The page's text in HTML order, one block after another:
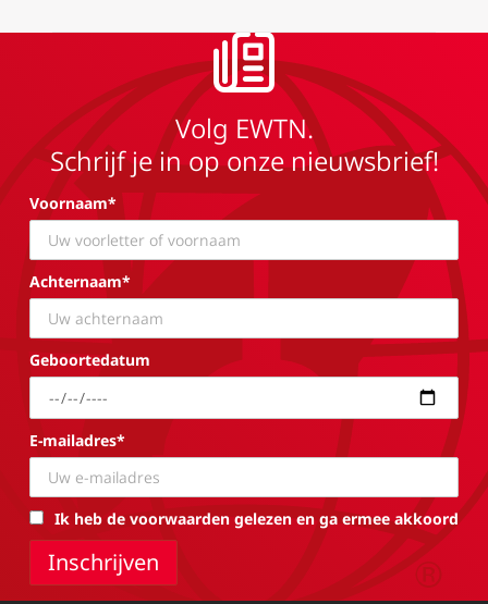
Volg EWTN.
Schrijf je in op onze nieuwsbrief!
Voornaam*
Achternaam*
Geboortedatum
E-mailadres*
Ik heb de voorwaarden gelezen en ga ermee akkoord